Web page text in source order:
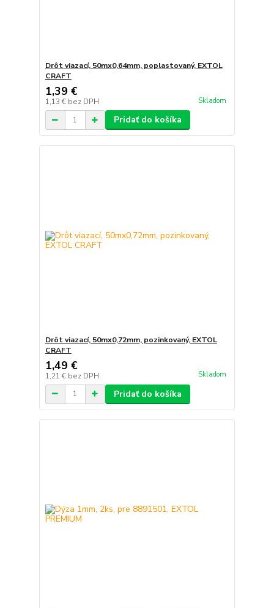
Drôt viazací, 50mx0,64mm, poplastovaný, EXTOL
CRAFT
1,39 €
1,13 € bez DPH Skladom
Pridať do košíka
Drôt viazací, 50mx0,72mm, pozinkovaný, EXTOL
CRAFT
1,49 €
1,21 € bez DPH Skladom
Pridať do košíka